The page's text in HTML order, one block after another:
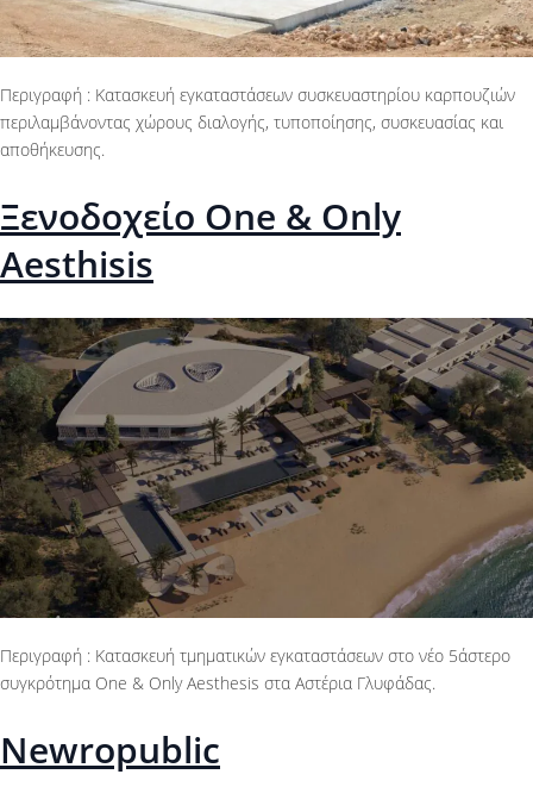
Περιγραφή : Κατασκευή εγκαταστάσεων συσκευαστηρίου καρπουζιών
περιλαμβάνοντας χώρους διαλογής, τυποποίησης, συσκευασίας και
αποθήκευσης.
Ξενοδοχείο One & Only
Aesthisis
Περιγραφή : Κατασκευή τμηματικών εγκαταστάσεων στο νέο 5άστερο
συγκρότημα One & Only Aesthesis στα Αστέρια Γλυφάδας.
Newropublic